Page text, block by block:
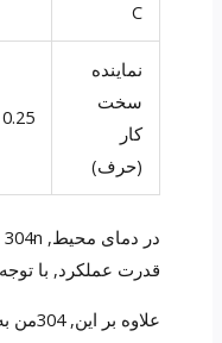
C
نماینده
سخت
کار
(حرف)
0.25
قدرت عملکرد, با
علاوه